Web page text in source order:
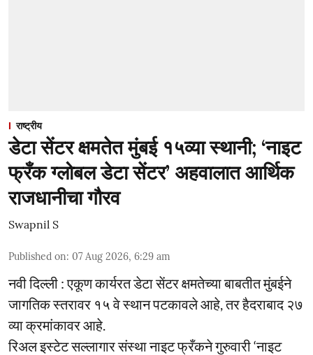
राष्ट्रीय
डेटा सेंटर क्षमतेत मुंबई १५व्या स्थानी; ‘नाइट
फ्रँक ग्लोबल डेटा सेंटर’ अहवालात आर्थिक
राजधानीचा गौरव
Swapnil S
Published on: 07 Aug 2026, 6:29 am
नवी दिल्ली : एकूण कार्यरत डेटा सेंटर क्षमतेच्या बाबतीत मुंबईने
जागतिक स्तरावर १५ वे स्थान पटकावले आहे, तर हैदराबाद २७
व्या क्रमांकावर आहे.
रिअल इस्टेट सल्लागार संस्था नाइट फ्रँकने गुरुवारी ‘नाइट